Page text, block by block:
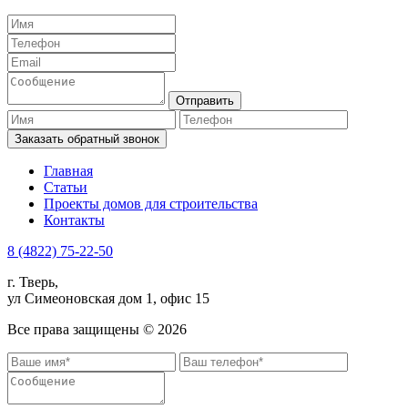
Заказать обратный звонок
Главная
Статьи
Проекты домов для строительства
Контакты
8 (4822) 75-22-50
г. Тверь,
ул Симеоновская дом 1, офис 15
Все права защищены © 2026